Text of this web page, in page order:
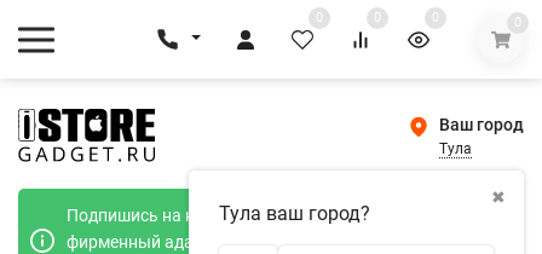
0 0 0 0
Ваш город
Тула
✖
Тула ваш город?
Подпишись на наш телеграмм канал и получи
фирменный адаптер Type-C 20W при покупке в